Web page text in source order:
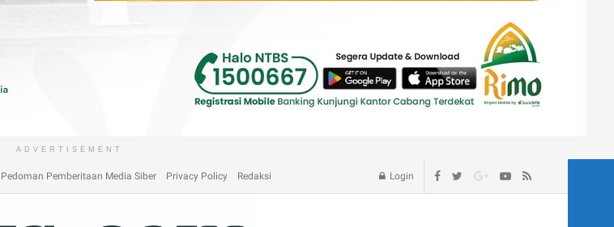
ADVERTISEMENT
Pedoman Pemberitaan Media Siber Privacy Policy Redaksi Login